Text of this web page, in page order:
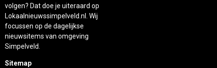
volgen? Dat doe je uiteraard op
Lokaalnieuwssimpelveld.nl. Wij
focussen op de dagelijkse
nieuwsitems van omgeving
Simpelveld.
Sitemap